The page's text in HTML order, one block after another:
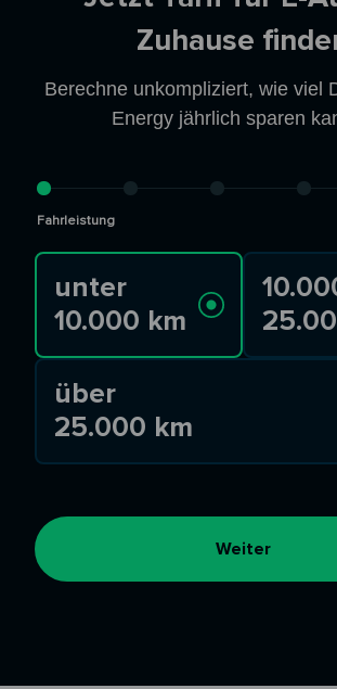
Zuhause
Berechne unkompliziert, wie viel
Energy jährlich sparen
Fahrleistung
unter
10.000 km
über
25.000 km
Weiter